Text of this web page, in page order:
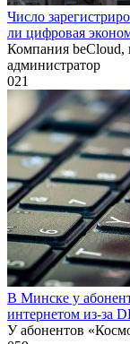
Число
ли цифровая
Компания beCloud,
администратор
021
В Минске у
интернетом из-за
У абонентов